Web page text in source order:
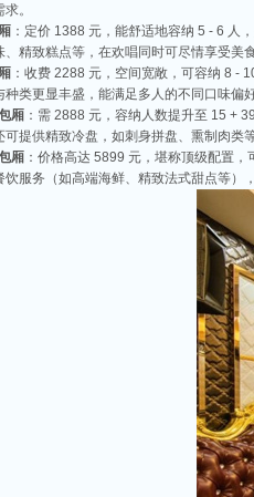
场哪里好玩-昆山八大便宜好玩的商
KTV以其优雅的环境和周到的服务著称。
来无与伦比的视听享受。这里还提供多种
个比较好-昆山八大比较好的ktv娱乐
。
：定价 1388 元，能舒适地容纳 5 - 6 人
、精致糕点等，在欢唱同时可尽情享受美食
：收费 2288 元，空间宽敞，可容纳 8 -
种类更显丰盛，能满足多人的不同口味偏好
厢 ：需 2888 元，容纳人数提升至 15 +
可提供精致冷盘，如刺身拼盘、熏制肉类
厢 ：价格高达 5899 元，堪称顶级配置
饮服务（如高端海鲜、精致法式甜点等）